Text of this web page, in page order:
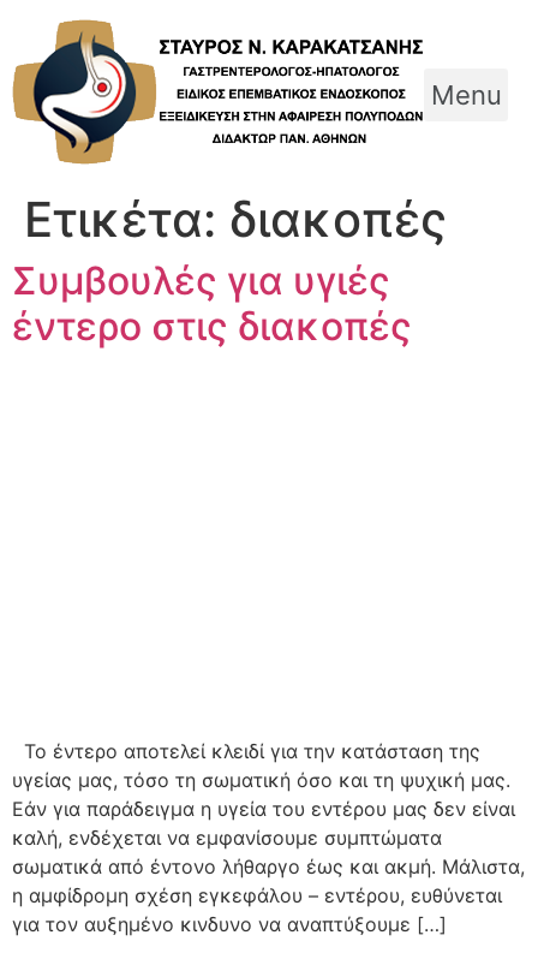
content
Menu
Ετικέτα: διακοπές
Συμβουλές για υγιές
έντερο στις διακοπές
To έντερο αποτελεί κλειδί για την κατάσταση της
υγείας μας, τόσο τη σωματική όσο και τη ψυχική μας.
Εάν για παράδειγμα η υγεία του εντέρου μας δεν είναι
καλή, ενδέχεται να εμφανίσουμε συμπτώματα
σωματικά από έντονο λήθαργο έως και ακμή. Μάλιστα,
η αμφίδρομη σχέση εγκεφάλου – εντέρου, ευθύνεται
για τον αυξημένο κινδυνο να αναπτύξουμε […]